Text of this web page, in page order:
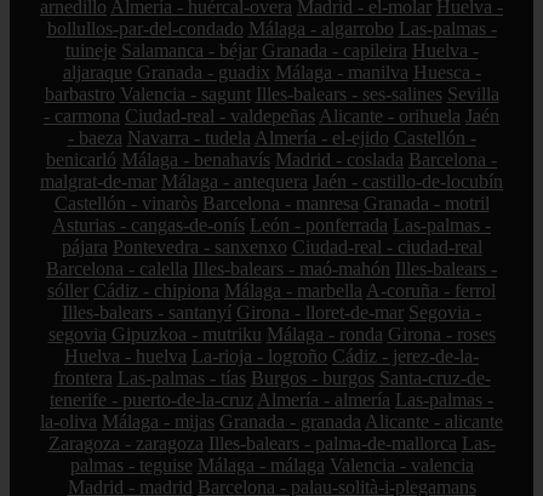
arnedillo Almería - huércal-overa Madrid - el-molar Huelva -
bollullos-par-del-condado Málaga - algarrobo Las-palmas -
tuineje Salamanca - béjar Granada - capileira Huelva -
aljaraque Granada - guadix Málaga - manilva Huesca -
barbastro Valencia - sagunt Illes-balears - ses-salines Sevilla
- carmona Ciudad-real - valdepeñas Alicante - orihuela Jaén
- baeza Navarra - tudela Almería - el-ejido Castellón -
benicarló Málaga - benahavís Madrid - coslada Barcelona -
malgrat-de-mar Málaga - antequera Jaén - castillo-de-locubín
Castellón - vinaròs Barcelona - manresa Granada - motril
Asturias - cangas-de-onís León - ponferrada Las-palmas -
pájara Pontevedra - sanxenxo Ciudad-real - ciudad-real
Barcelona - calella Illes-balears - maó-mahón Illes-balears -
sóller Cádiz - chipiona Málaga - marbella A-coruña - ferrol
Illes-balears - santanyí Girona - lloret-de-mar Segovia -
segovia Gipuzkoa - mutriku Málaga - ronda Girona - roses
Huelva - huelva La-rioja - logroño Cádiz - jerez-de-la-
frontera Las-palmas - tías Burgos - burgos Santa-cruz-de-
tenerife - puerto-de-la-cruz Almería - almería Las-palmas -
la-oliva Málaga - mijas Granada - granada Alicante - alicante
Zaragoza - zaragoza Illes-balears - palma-de-mallorca Las-
palmas - teguise Málaga - málaga Valencia - valencia
Madrid - madrid Barcelona - palau-solità-i-plegamans